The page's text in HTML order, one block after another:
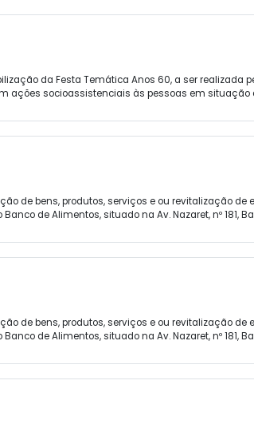
da Festa Temática Anos 60, a ser realizada
ações socioassistenciais às pessoas em situação
de bens, produtos, serviços e ou revitalização
de Alimentos, situado na Av. Nazaret, nº 181,
de bens, produtos, serviços e ou revitalização
de Alimentos, situado na Av. Nazaret, nº 181,